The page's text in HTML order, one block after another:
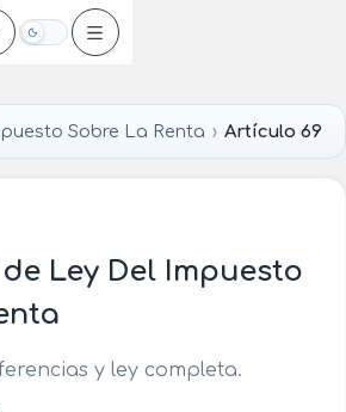
Oscuro
Sobre La Renta Artículo 69
Ley Del Impuesto
y ley completa.